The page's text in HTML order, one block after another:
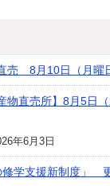
売 8月10日（月曜
物直売所】8月5日
年6月3日
修学支援新制度」